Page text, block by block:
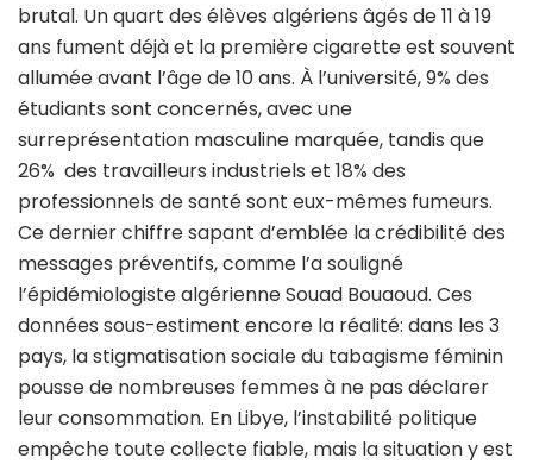
brutal. Un quart des élèves algériens âgés de 11 à 19
ans fument déjà et la première cigarette est souvent
allumée avant l’âge de 10 ans. À l’université, 9% des
étudiants sont concernés, avec une
surreprésentation masculine marquée, tandis que
26% des travailleurs industriels et 18% des
professionnels de santé sont eux-mêmes fumeurs.
Ce dernier chiffre sapant d’emblée la crédibilité des
messages préventifs, comme l’a souligné
l’épidémiologiste algérienne Souad Bouaoud. Ces
données sous-estiment encore la réalité: dans les 3
pays, la stigmatisation sociale du tabagisme féminin
pousse de nombreuses femmes à ne pas déclarer
leur consommation. En Libye, l’instabilité politique
empêche toute collecte fiable, mais la situation y est